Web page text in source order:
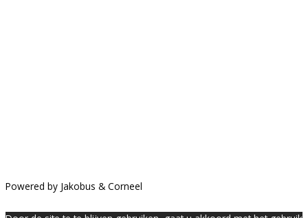
Powered by Jakobus & Corneel